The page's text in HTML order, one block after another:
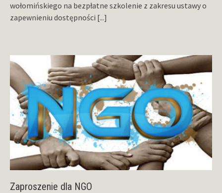
wołomińskiego na bezpłatne szkolenie z zakresu ustawy o
zapewnieniu dostępności [...]
Zaproszenie dla NGO